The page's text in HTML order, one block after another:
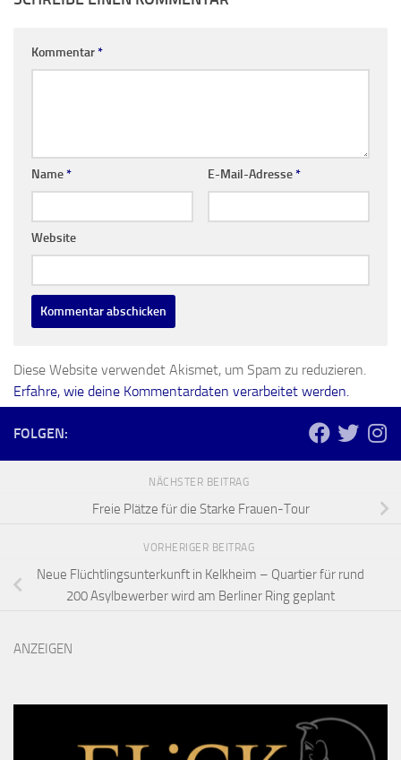
Kommentar*
Name* E-Mail-Adresse*
Website
Diese Website verwendet Akismet, um Spam zu reduzieren.
Erfahre, wie deine Kommentardaten verarbeitet werden.
FOLGEN:
NÄCHSTER BEITRAG
Freie Plätze für die Starke Frauen-Tour
VORHERIGER BEITRAG
Neue Flüchtlingsunterkunft in Kelkheim – Quartier für rund
200 Asylbewerber wird am Berliner Ring geplant
ANZEIGEN